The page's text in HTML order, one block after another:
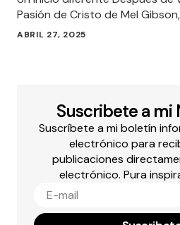
Pasión de Cristo de Mel
ABRIL 27, 2025
Suscribete a
Suscríbete a mi boletín
electrónico para
publicaciones
electrónico. Pura